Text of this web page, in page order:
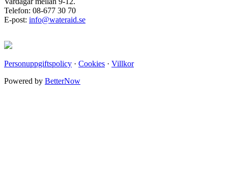
Telefon: 08-677 30 70
E-post: info@wateraid.se
Personuppgiftspolicy · Cookies · Villkor
Powered by BetterNow